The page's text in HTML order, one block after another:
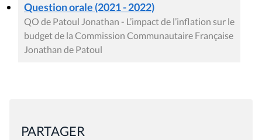
Question orale (2021 - 2022)
QO de Patoul Jonathan - L’impact de l’inflation sur le
budget de la Commission Communautaire Française
Jonathan de Patoul
PARTAGER